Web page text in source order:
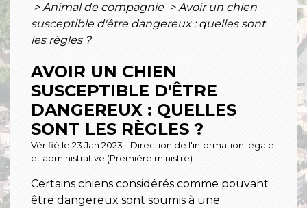
> Animal de compagnie > Avoir un chien
susceptible d'être dangereux : quelles sont
les règles ?
AVOIR UN CHIEN
SUSCEPTIBLE D'ÊTRE
DANGEREUX : QUELLES
SONT LES RÈGLES ?
Vérifié le 23 Jan 2023 - Direction de l'information légale
et administrative (Première ministre)
Certains chiens considérés comme pouvant
être dangereux sont soumis à une